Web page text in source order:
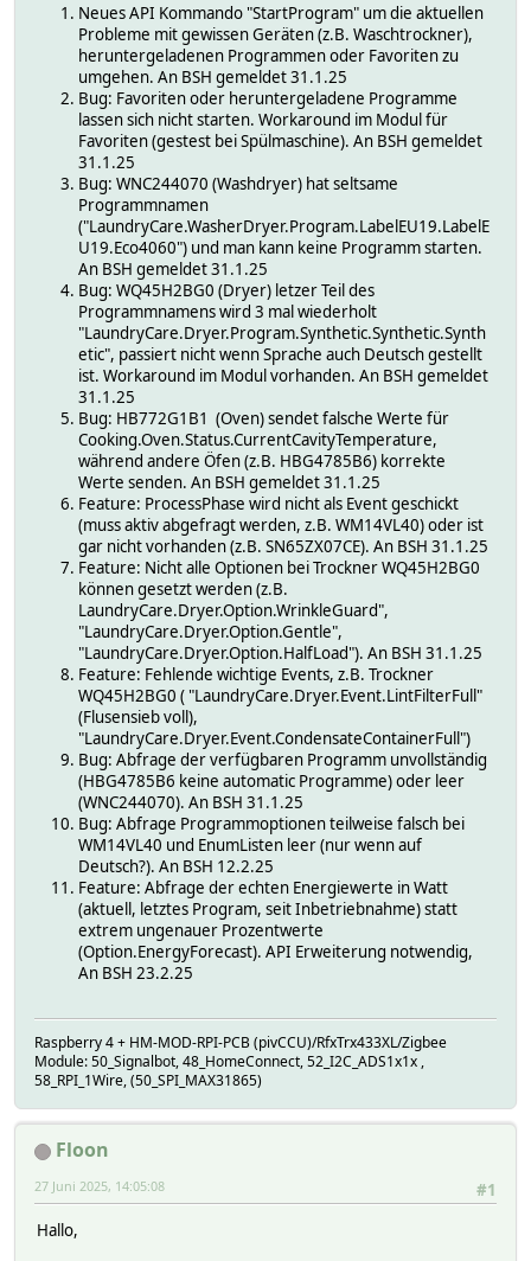
Neues API Kommando "StartProgram" um die aktuellen
Probleme mit gewissen Geräten (z.B. Waschtrockner),
heruntergeladenen Programmen oder Favoriten zu
umgehen. An BSH gemeldet 31.1.25
Bug: Favoriten oder heruntergeladene Programme
lassen sich nicht starten. Workaround im Modul für
Favoriten (gestest bei Spülmaschine). An BSH gemeldet
31.1.25
Bug: WNC244070 (Washdryer) hat seltsame
Programmnamen
("LaundryCare.WasherDryer.Program.LabelEU19.LabelE
U19.Eco4060") und man kann keine Programm starten.
An BSH gemeldet 31.1.25
Bug: WQ45H2BG0 (Dryer) letzer Teil des
Programmnamens wird 3 mal wiederholt
"LaundryCare.Dryer.Program.Synthetic.Synthetic.Synth
etic", passiert nicht wenn Sprache auch Deutsch gestellt
ist. Workaround im Modul vorhanden. An BSH gemeldet
31.1.25
Bug: HB772G1B1 (Oven) sendet falsche Werte für
Cooking.Oven.Status.CurrentCavityTemperature,
während andere Öfen (z.B. HBG4785B6) korrekte
Werte senden. An BSH gemeldet 31.1.25
Feature: ProcessPhase wird nicht als Event geschickt
(muss aktiv abgefragt werden, z.B. WM14VL40) oder ist
gar nicht vorhanden (z.B. SN65ZX07CE). An BSH 31.1.25
Feature: Nicht alle Optionen bei Trockner WQ45H2BG0
können gesetzt werden (z.B.
LaundryCare.Dryer.Option.WrinkleGuard",
"LaundryCare.Dryer.Option.Gentle",
"LaundryCare.Dryer.Option.HalfLoad"). An BSH 31.1.25
Feature: Fehlende wichtige Events, z.B. Trockner
WQ45H2BG0 ( "LaundryCare.Dryer.Event.LintFilterFull"
(Flusensieb voll),
"LaundryCare.Dryer.Event.CondensateContainerFull")
Bug: Abfrage der verfügbaren Programm unvollständig
(HBG4785B6 keine automatic Programme) oder leer
(WNC244070). An BSH 31.1.25
Bug: Abfrage Programmoptionen teilweise falsch bei
WM14VL40 und EnumListen leer (nur wenn auf
Deutsch?). An BSH 12.2.25
Feature: Abfrage der echten Energiewerte in Watt
(aktuell, letztes Program, seit Inbetriebnahme) statt
extrem ungenauer Prozentwerte
(Option.EnergyForecast). API Erweiterung notwendig,
An BSH 23.2.25
Raspberry 4 + HM-MOD-RPI-PCB (pivCCU)/RfxTrx433XL/Zigbee
Module: 50_Signalbot, 48_HomeConnect, 52_I2C_ADS1x1x ,
58_RPI_1Wire, (50_SPI_MAX31865)
Floon
#1
27 Juni 2025, 14:05:08
Hallo,